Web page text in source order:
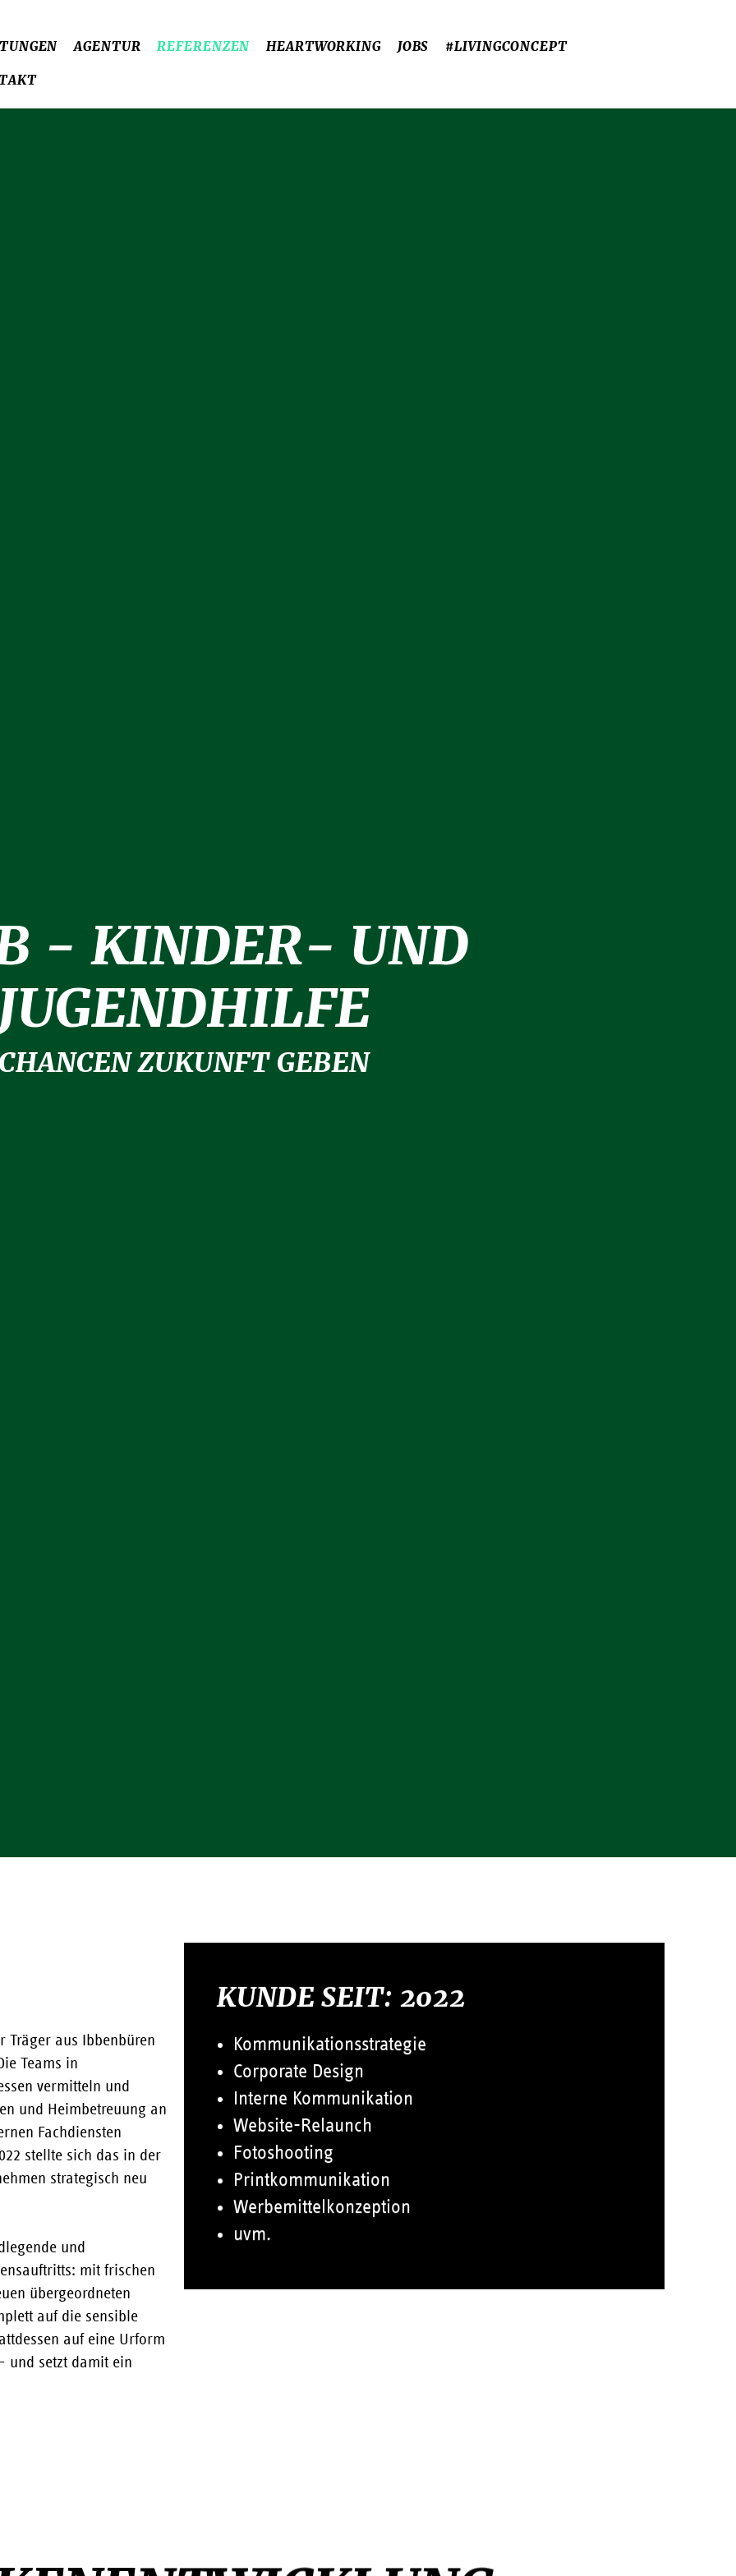
AGENTUR REFERENZEN HEARTWORKING JOBS #LIVINGCONCEPT
- KINDER- UND
ZUKUNFT GEBEN
Träger aus Ibbenbüren
Teams in
vermitteln und
und Heimbetreuung an
Fachdiensten
stellte sich das in der
strategisch neu
und
mit frischen
übergeordneten
auf die sensible
auf eine Urform
und setzt damit ein
KUNDE SEIT: 2022
Kommunikationsstrategie
Corporate Design
Interne Kommunikation
Website-Relaunch
Fotoshooting
Printkommunikation
Werbemittelkonzeption
uvm.